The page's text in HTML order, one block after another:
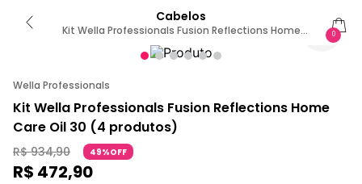
Cabelos
Kit Wella Professionals Fusion Reflections Home
Care Oil 30 (4 Produtos)
0
Wella Professionals
Kit Wella Professionals Fusion Reflections Home
Care Oil 30 (4 produtos)
R$ 934,90 49%OFF
R$ 472,90